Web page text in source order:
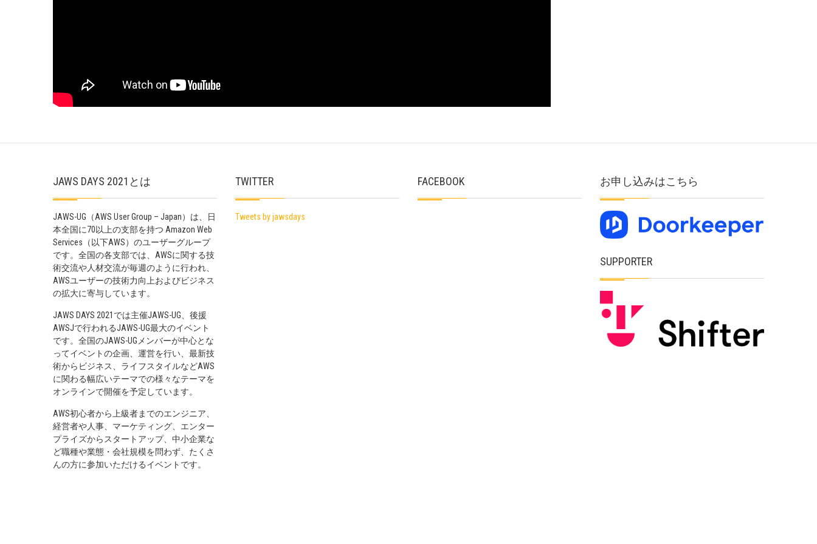
JAWS DAYS 2021とは
JAWS-UG（AWS User Group – Japan）は、日
本全国に70以上の支部を持つ Amazon Web
Services（以下AWS）のユーザーグループ
です。全国の各支部では、AWSに関する技
術交流や人材交流が毎週のように行われ、
AWSユーザーの技術力向上およびビジネス
の拡大に寄与しています。
JAWS DAYS 2021では主催JAWS-UG、後援
AWSJで行われるJAWS-UG最大のイベント
です。全国のJAWS-UGメンバーが中心とな
ってイベントの企画、運営を行い、最新技
術からビジネス、ライフスタイルなどAWS
に関わる幅広いテーマでの様々なテーマを
オンラインで開催を予定しています。
AWS初心者から上級者までのエンジニア、
経営者や人事、マーケティング、エンター
プライズからスタートアップ、中小企業な
ど職種や業態・会社規模を問わず、たくさ
んの方に参加いただけるイベントです。
TWITTER
Tweets by jawsdays
FACEBOOK お申し込みはこちら
SUPPORTER